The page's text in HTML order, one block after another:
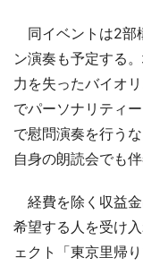
同イベントは2部
ン演奏も予定する
力を失ったバイオ
でパーソナリティ
で慰問演奏を行う
自身の朗読会でも伴
経費を除く収益
希望する人を受け
ェクト「東京里帰